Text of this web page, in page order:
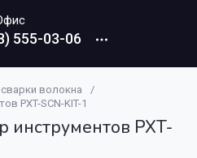
555-03-06
волокна
/
PXT-SCN-KIT-1
инструментов PXT-